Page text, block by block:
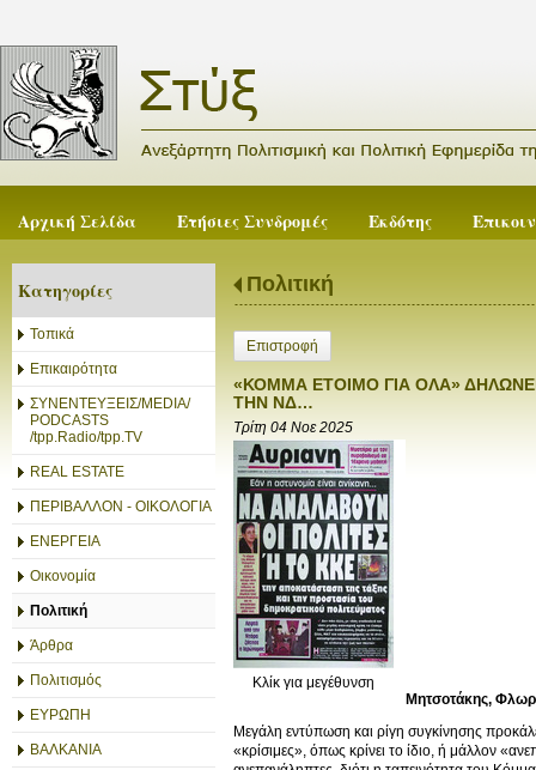
Αρχική Σελίδα Ετήσιες Συνδρομές Εκδότης
Κατηγορίες
Τοπικά
Επικαιρότητα
ΣΥΝΕΝΤΕΥΞΕΙΣ/MEDIA/
PODCASTS
/tpp.Radio/tpp.TV
REAL ESTATE
ΠΕΡΙΒΑΛΛΟΝ - ΟΙΚΟΛΟΓΙΑ
ΕΝΕΡΓΕΙΑ
Οικονομία
Πολιτική
Άρθρα
Πολιτισμός
ΕΥΡΩΠΗ
ΒΑΛΚΑΝΙΑ
Πολιτική
Επιστροφή
«ΚΟΜΜΑ ΕΤΟΙΜΟ ΓΙΑ ΟΛΑ»
ΤΗΝ ΝΔ…
Τρίτη 04 Νοε 2025
Κλίκ για μεγέθυνση
Μητσοτάκης,
Μεγάλη εντύπωση και ρίγη συγκίνησης
«κρίσιμες», όπως κρίνει το ίδιο, ή μάλλον